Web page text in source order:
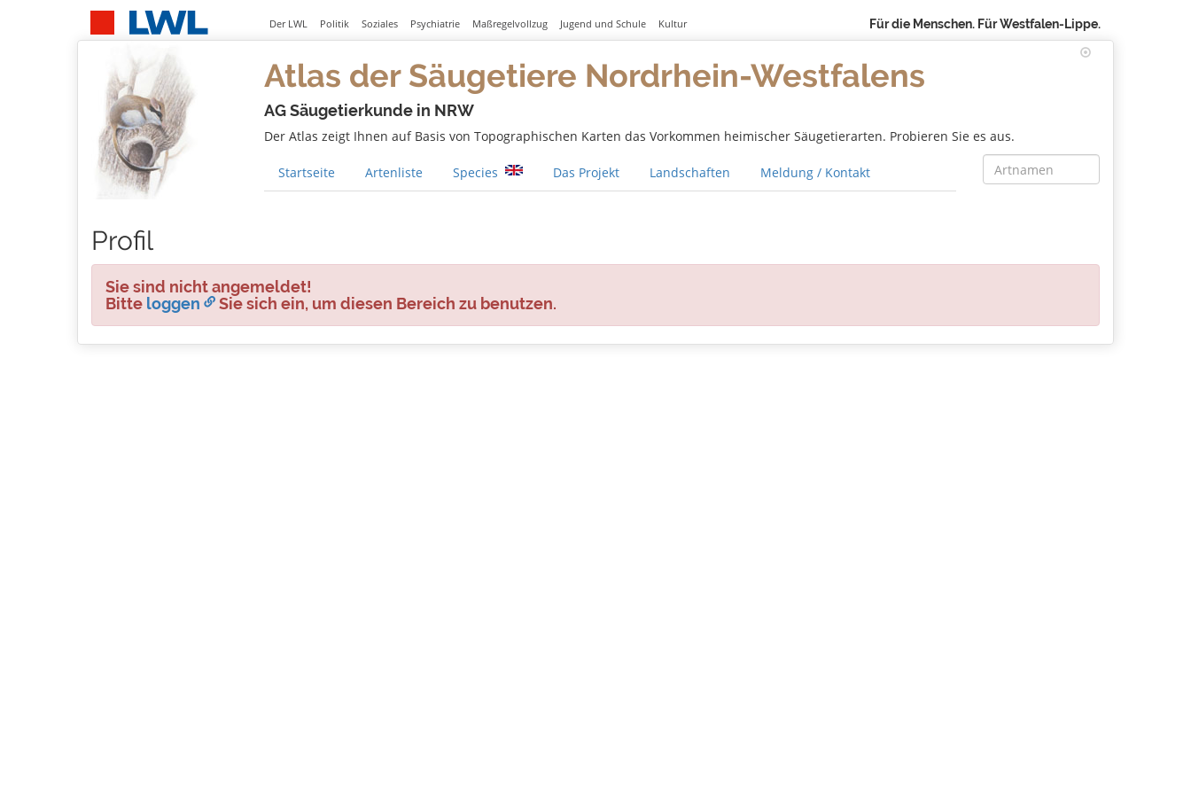
Der LWL Politik Soziales Psychiatrie Maßregelvollzug Jugend und Schule Kultur Für die Menschen. Für Westfalen-Lippe.
Atlas der Säugetiere Nordrhein-Westfalens
AG Säugetierkunde in NRW
Der Atlas zeigt Ihnen auf Basis von Topographischen Karten das Vorkommen heimischer Säugetierarten. Probieren Sie es aus.
Startseite Artenliste Species Das Projekt Landschaften Meldung / Kontakt
Profil
Sie sind nicht angemeldet!
Bitte loggen Sie sich ein, um diesen Bereich zu benutzen.